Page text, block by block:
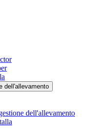
dell'allevamento
dell'allevamento